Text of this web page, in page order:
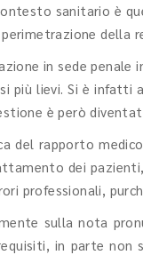
sanitario è
della
in sede penale
più lievi. Si è infatti
è però
del rapporto
dei pazienti,
professionali,
sulla nota
in parte